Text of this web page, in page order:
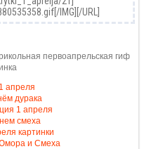
первоапрельская гиф
апреля
дурака
1 апреля
смеха
картинки
и Смеха